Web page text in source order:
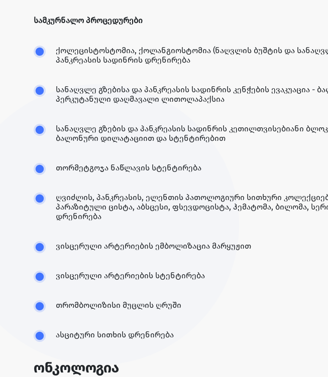
სამკურნალო პროცედურები
ქოლეცისტოსტომია, ქოლანგიოსტომია (ნაღვლის ბუშტის და
პანკრეასის სადინრის დრენირება
სანაღვლე გზებისა და პანკრეასის სადინრის კენჭების ევაკუაცია -
პერკუტანული დაღმავალი ლითოლაპაქსია
სანაღვლე გზების და პანკრეასის სადინრის კეთილთვისებიანი
ბალონური დილატაციით და სტენტირებით
თორმეტგოჯა ნაწლავის სტენტირება
ღვიძლის, პანკრეასის, ელენთის პათოლოგიური სითხური
პარაზიტული ცისტა, აბსცესი, ფსევდოცისტა, ჰემატომა, ბილომა,
დრენირება
ვისცერული არტერიების ემბოლიზაცია მარყუჟით
ვისცერული არტერიების სტენტირება
თრომბოლიზისი მუცლის ღრუში
ასციტური სითხის დრენირება
ონკოლოგია